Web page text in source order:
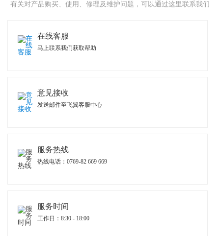
有关对产品购买、使用、修理及维护问题，可以通过这里联系我们
在线客服
马上联系我们获取帮助
意见接收
发送邮件至飞翼客服中心
服务热线
热线电话：0769-82 669 669
服务时间
工作日：8:30 - 18:00